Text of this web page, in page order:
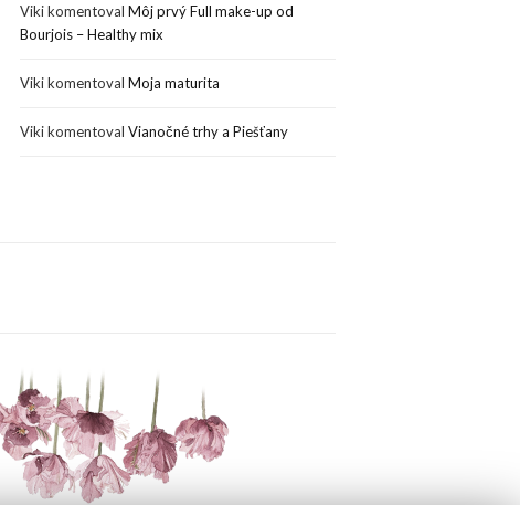
VikikomentovalMôj prvý Full make-up od
Bourjois – Healthy mix
VikikomentovalMoja maturita
VikikomentovalVianočné trhy a Piešťany